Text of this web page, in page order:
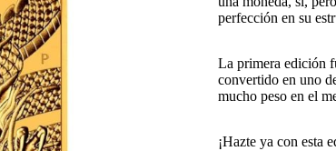
perfección en su
La primera edición
convertido en uno
mucho peso en el
¡Hazte ya con esta